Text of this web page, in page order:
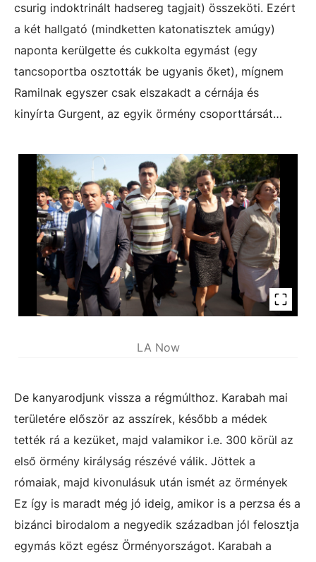
csurig indoktrinált hadsereg tagjait) összeköti. Ezért
a két hallgató (mindketten katonatisztek amúgy)
naponta kerülgette és cukkolta egymást (egy
tancsoportba osztották be ugyanis őket), mígnem
Ramilnak egyszer csak elszakadt a cérnája és
kinyírta Gurgent, az egyik örmény csoporttársát…
LA Now
De kanyarodjunk vissza a régmúlthoz. Karabah mai
területére először az asszírek, később a médek
tették rá a kezüket, majd valamikor i.e. 300 körül az
első örmény királyság részévé válik. Jöttek a
rómaiak, majd kivonulásuk után ismét az örmények
Ez így is maradt még jó ideig, amikor is a perzsa és a
bizánci birodalom a negyedik században jól felosztja
egymás közt egész Örményországot. Karabah a